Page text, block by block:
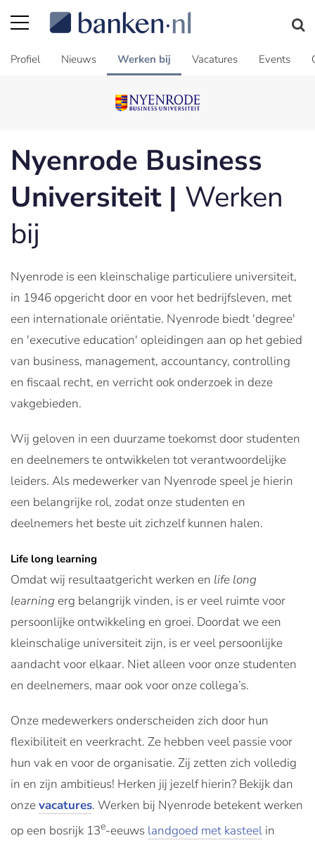
Profiel Nieuws Werken bij Vacatures Events
Nyenrode Business
Universiteit | Werken
bij
Nyenrode is een kleinschalige particuliere universiteit,
in 1946 opgericht door en voor het bedrijfsleven, met
een internationale oriëntatie. Nyenrode biedt 'degree'
en 'executive education' opleidingen aan op het gebied
van business, management, accountancy, controlling
en fiscaal recht, en verricht ook onderzoek in deze
vakgebieden.
Wij geloven in een duurzame toekomst door studenten
en deelnemers te ontwikkelen tot verantwoordelijke
leiders. Als medewerker van Nyenrode speel je hierin
een belangrijke rol, zodat onze studenten en
deelnemers het beste uit zichzelf kunnen halen.
Life long learning
Omdat wij resultaatgericht werken en life long
learning erg belangrijk vinden, is er veel ruimte voor
persoonlijke ontwikkeling en groei. Doordat we een
kleinschalige universiteit zijn, is er veel persoonlijke
aandacht voor elkaar. Niet alleen voor onze studenten
en deelnemers, maar ook voor onze collega’s.
Onze medewerkers onderscheiden zich door hun
flexibiliteit en veerkracht. Ze hebben veel passie voor
hun vak en voor de organisatie. Zij zetten zich volledig
in en zijn ambitieus! Herken jij jezelf hierin? Bekijk dan
onzevacatures. Werken bij Nyenrode betekent werken
op een bosrijk 13e-eeuws landgoed met kasteel in